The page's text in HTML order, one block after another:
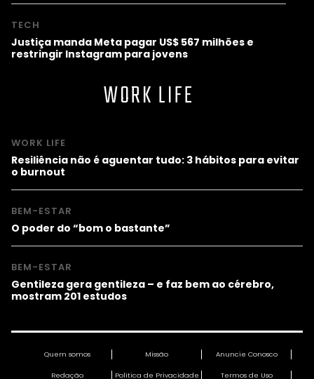
TECH
Justiça manda Meta pagar US$ 567 milhões e
restringir Instagram para jovens
WORK LIFE
WORK LIFE
Resiliência não é aguentar tudo: 3 hábitos para evitar
o burnout
BEM-ESTAR
O poder do “bom o bastante”
BEM-ESTAR
Gentileza gera gentileza – e faz bem ao cérebro,
mostram 201 estudos
Quem somos Missão Anuncie Conosco
Redação Política de Privacidade Termos de Uso